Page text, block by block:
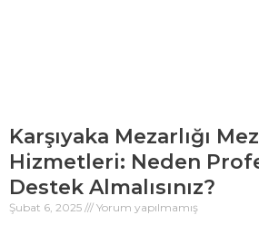
Karşıyaka Mezarlığı
Hizmetleri: Neden
Destek Almalısınız?
Şubat 6, 2025 Yorum yapılmamış